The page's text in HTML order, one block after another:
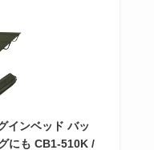
インベッド バッ
にも CB1-510K /